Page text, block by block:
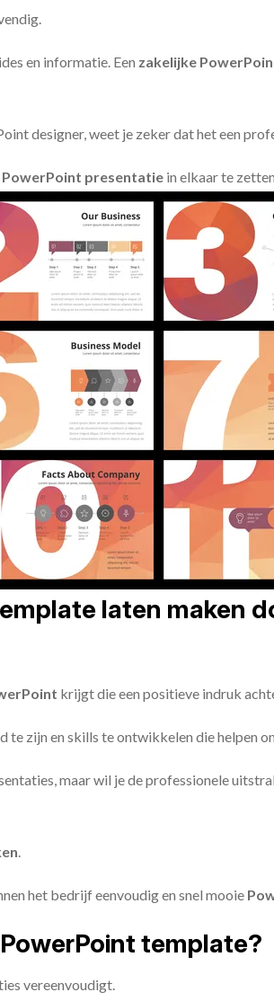
en informatie. Een zakelijke
designer, weet je zeker dat het een
PowerPoint presentatie in elkaar te
laten maken
krijgt die een positieve indruk
zijn en skills te ontwikkelen die helpen
maar wil je de professionele
.
het bedrijf eenvoudig en snel mooie
template?
vereenvoudigt.